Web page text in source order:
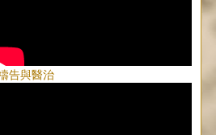
告與醫治